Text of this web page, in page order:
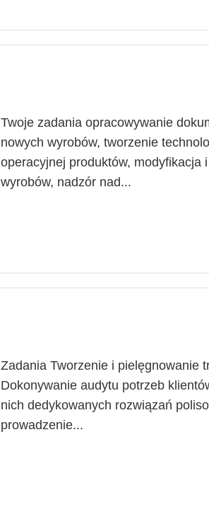
Twoje zadania opracowywanie
nowych wyrobów, tworzenie
operacyjnej produktów, modyfikacja
wyrobów, nadzór nad...
Zadania Tworzenie i pielęgnowanie
Dokonywanie audytu potrzeb
nich dedykowanych rozwiązań
prowadzenie...